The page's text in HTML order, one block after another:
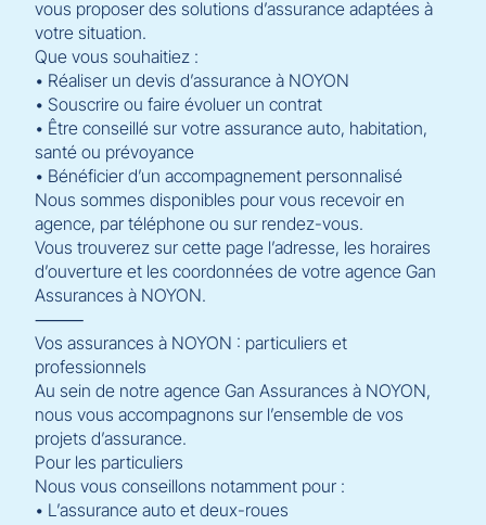
vous proposer des solutions d’assurance adaptées à
votre situation.
Que vous souhaitiez :
• Réaliser un devis d’assurance à NOYON
• Souscrire ou faire évoluer un contrat
• Être conseillé sur votre assurance auto, habitation,
santé ou prévoyance
• Bénéficier d’un accompagnement personnalisé
Nous sommes disponibles pour vous recevoir en
agence, par téléphone ou sur rendez-vous.
Vous trouverez sur cette page l’adresse, les horaires
d’ouverture et les coordonnées de votre agence Gan
Assurances à NOYON.
⸻
Vos assurances à NOYON : particuliers et
professionnels
Au sein de notre agence Gan Assurances à NOYON,
nous vous accompagnons sur l’ensemble de vos
projets d’assurance.
Pour les particuliers
Nous vous conseillons notamment pour :
• L’assurance auto et deux-roues